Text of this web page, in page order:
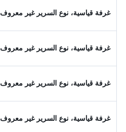
غرفة قياسية، نوع السرير غير معروف
غرفة قياسية، نوع السرير غير معروف
غرفة قياسية، نوع السرير غير معروف
غرفة قياسية، نوع السرير غير معروف